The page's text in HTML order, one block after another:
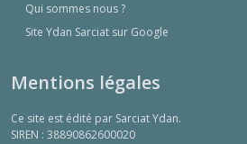
Qui sommes nous ?
Site Ydan Sarciat sur Google
Mentions légales
Ce site est édité par Sarciat Ydan.
SIREN : 38890862600020